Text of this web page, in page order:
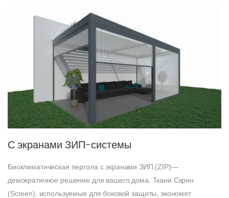
С экранами ЗИП-системы
Биоклиматическая пергола с экранами ЗИП (ZIP)—
демократичное решение для вашего дома. Ткани Скрин
(Screen), используемые для боковой защиты, экономят